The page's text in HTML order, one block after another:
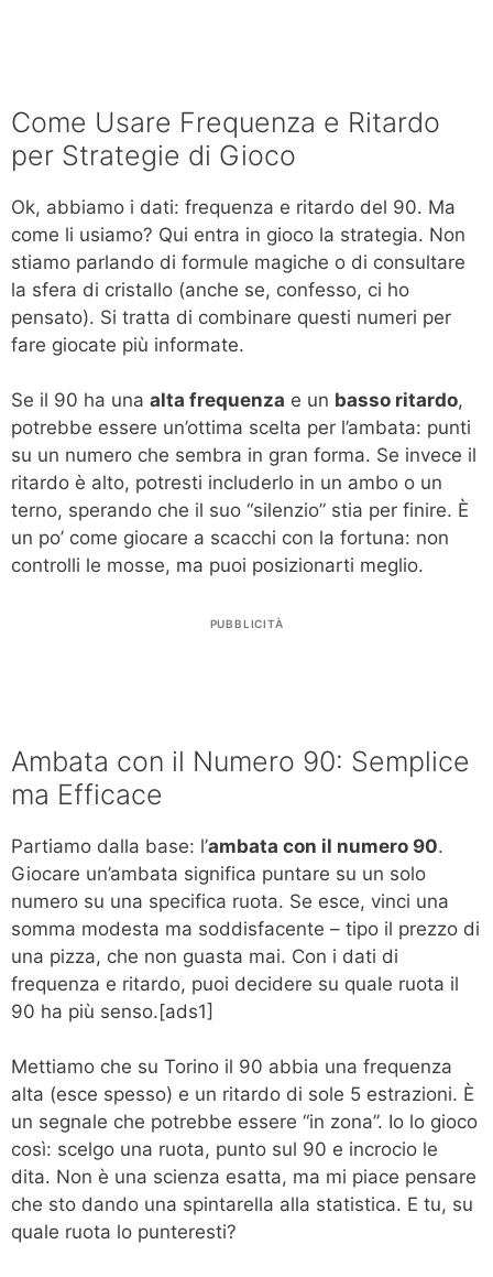
Come Usare Frequenza e Ritardo
per Strategie di Gioco
Ok, abbiamo i dati: frequenza e ritardo del 90. Ma
come li usiamo? Qui entra in gioco la strategia. Non
stiamo parlando di formule magiche o di consultare
la sfera di cristallo (anche se, confesso, ci ho
pensato). Si tratta di combinare questi numeri per
fare giocate più informate.
Se il 90 ha una alta frequenza e un basso ritardo,
potrebbe essere un’ottima scelta per l’ambata: punti
su un numero che sembra in gran forma. Se invece il
ritardo è alto, potresti includerlo in un ambo o un
terno, sperando che il suo “silenzio” stia per finire. È
un po’ come giocare a scacchi con la fortuna: non
controlli le mosse, ma puoi posizionarti meglio.
PUBBLICITÀ
Ambata con il Numero 90: Semplice
ma Efficace
Partiamo dalla base: l’ambata con il numero 90.
Giocare un’ambata significa puntare su un solo
numero su una specifica ruota. Se esce, vinci una
somma modesta ma soddisfacente – tipo il prezzo di
una pizza, che non guasta mai. Con i dati di
frequenza e ritardo, puoi decidere su quale ruota il
90 ha più senso.[ads1]
Mettiamo che su Torino il 90 abbia una frequenza
alta (esce spesso) e un ritardo di sole 5 estrazioni. È
un segnale che potrebbe essere “in zona”. Io lo gioco
così: scelgo una ruota, punto sul 90 e incrocio le
dita. Non è una scienza esatta, ma mi piace pensare
che sto dando una spintarella alla statistica. E tu, su
quale ruota lo punteresti?